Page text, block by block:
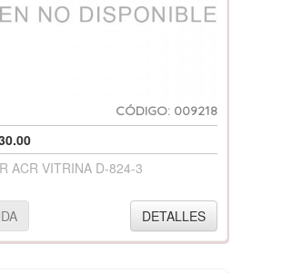
CÓDIGO: 009218
ACR VITRINA D-824-3
DETALLES